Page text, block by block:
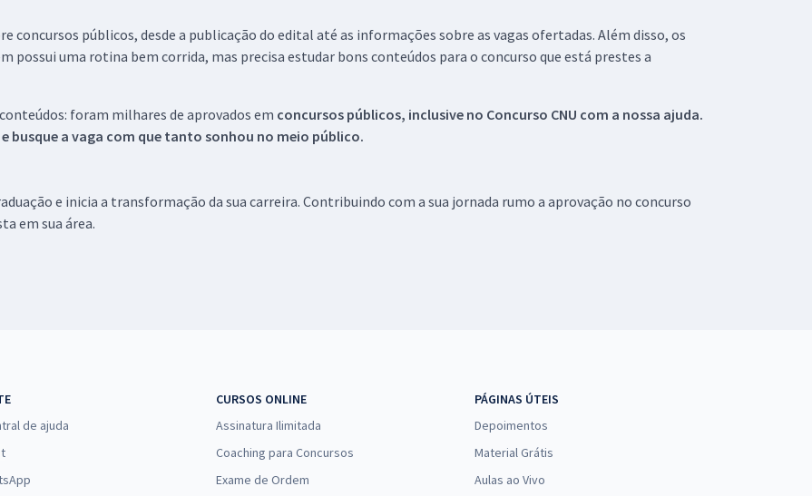
concursos públicos, desde a publicação do edital até as informações sobre as vagas ofertadas. Além disso, os
possui uma rotina bem corrida, mas precisa estudar bons conteúdos para o concurso que está prestes a
foram milhares de aprovados em concursos públicos, inclusive no Concurso CNU com a nossa ajuda.
busque a vaga com que tanto sonhou no meio público.
e inicia a transformação da sua carreira. Contribuindo com a sua jornada rumo a aprovação no concurso
em sua área.
de ajuda
CURSOS ONLINE
Assinatura Ilimitada
Coaching para Concursos
Exame de Ordem
PÁGINAS ÚTEIS
Depoimentos
Material Grátis
Aulas ao Vivo